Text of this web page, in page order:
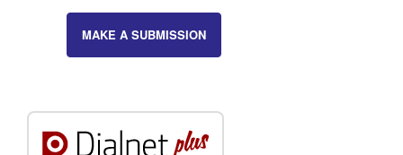
MAKE A SUBMISSION